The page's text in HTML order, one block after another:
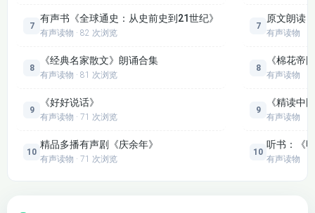
154【元史】 155【元史】
158【明史】
160【明史】 161【明史】
162【明史】 163【明史】
7
有声书《全球通史：从史前史到21世纪》
有声读物 · 82 次浏览
8
《经典名家散文》朗诵合集
有声读物 · 81 次浏览
9
《好好说话》
有声读物 · 71 次浏览
10
精品多播有声剧《庆余年》
有声读物 · 71 次浏览
7
原文朗读
有声读物
8
《棉花帝
有声读物
9
《精读中
有声读物
10
听书：《
有声读物